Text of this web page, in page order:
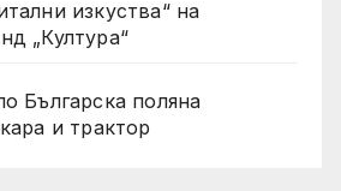
изкуства“ на
„Култура“
Българска поляна
и трактор